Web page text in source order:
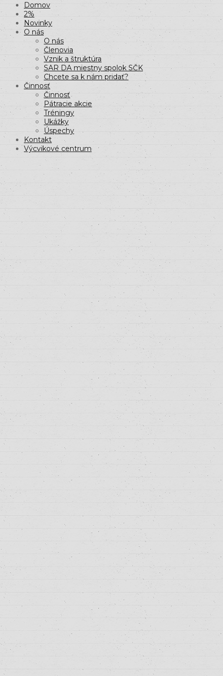
Domov
2%
Novinky
O nás
O nás
Členovia
Vznik a štruktúra
SAR DA miestny spolok SČK
Chcete sa k nám pridať?
Činnosť
Činnosť
Pátracie akcie
Tréningy
Ukážky
Úspechy
Kontakt
Výcvikové centrum